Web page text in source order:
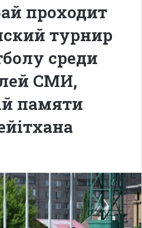
проходит
турнир
среди
СМИ,
памяти